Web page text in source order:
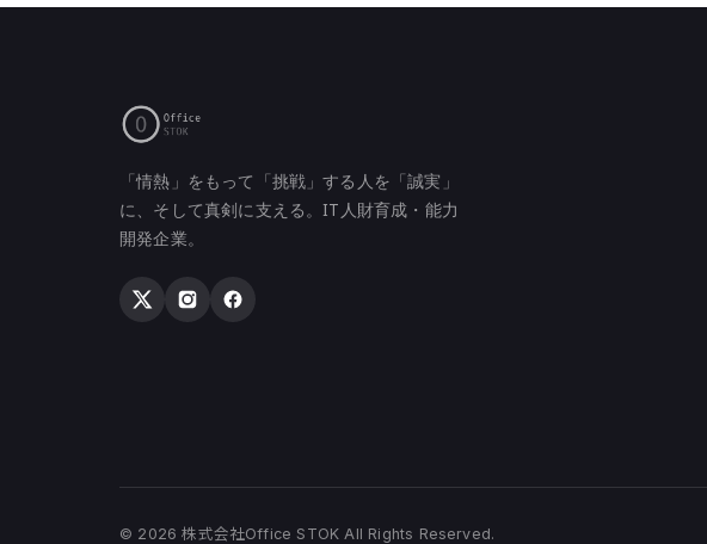
「情熱」をもって「挑戦」する人を「誠実」
に、そして真剣に支える。IT人財育成・能力
開発企業。
© 2026 株式会社Office STOK All Rights Reserved.